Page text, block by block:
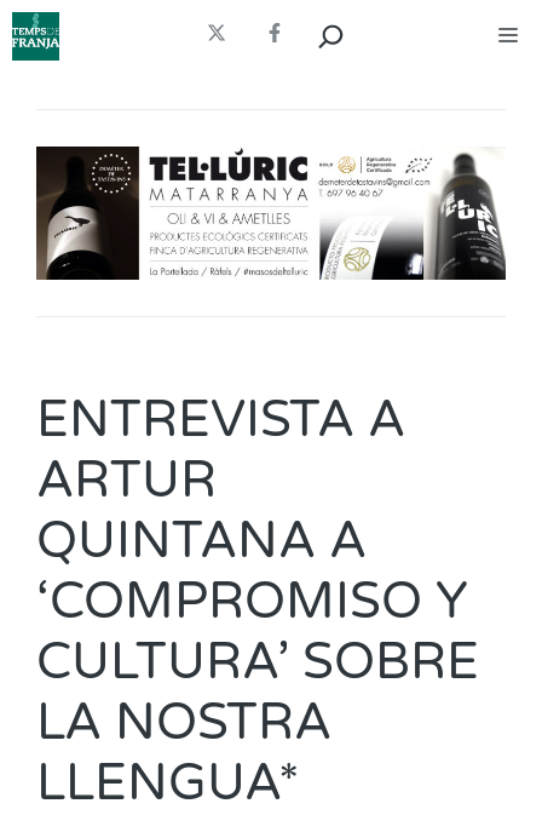
Vés
al
ENTREVISTA A
ARTUR
QUINTANA A
‘COMPROMISO Y
CULTURA’ SOBRE
LA NOSTRA
LLENGUA*